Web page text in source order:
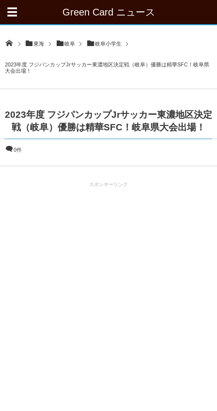
Green Card ニュース
東海 岐阜 岐阜小学生
2023年度 フジパンカップJrサッカー東濃地区決定戦（岐阜）優勝は精華SFC！岐阜県
大会出場！
2023年度 フジパンカップJrサッカー東濃地区決定
戦（岐阜）優勝は精華SFC！岐阜県大会出場！
0件
スポンサーリンク